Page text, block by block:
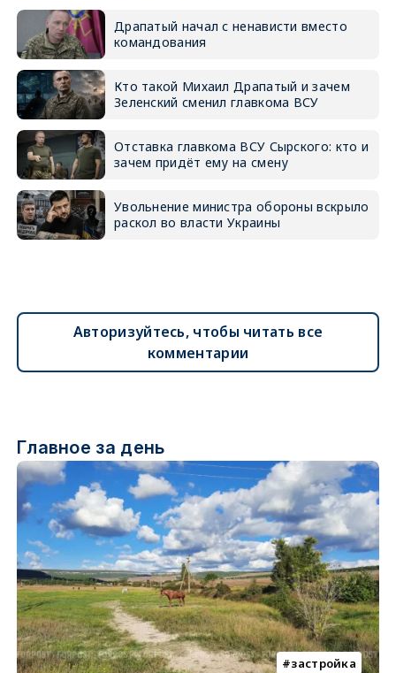
Драпатый начал с ненависти вместо
командования
Кто такой Михаил Драпатый и зачем
Зеленский сменил главкома ВСУ
Отставка главкома ВСУ Сырского: кто и
зачем придёт ему на смену
Увольнение министра обороны вскрыло
раскол во власти Украины
Авторизуйтесь, чтобы читать все
комментарии
Главное за день
застройка